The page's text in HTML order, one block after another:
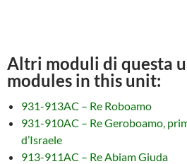
Altri moduli di questa
modules in this unit:
931-913AC – Re Roboamo
931-910AC – Re Geroboamo,
d’Israele
913-911AC – Re Abiam Giuda